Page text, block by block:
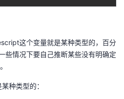
这个变量就是某种类型的，百分
些情况下要自己推断某些没有明确定
种类型的：